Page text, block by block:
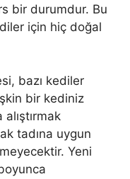
bir durumdur. Bu
için hiç doğal
bazı kediler
bir kediniz
tadına uygun
Yeni